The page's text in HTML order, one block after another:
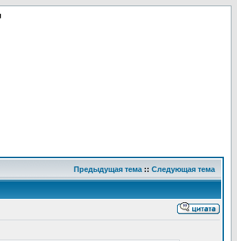
Предыдущая тема :: Следующая тема